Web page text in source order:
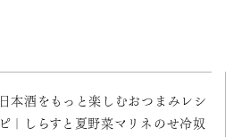
日本酒をもっと楽しむおつまみレシ
ピ｜しらすと夏野菜マリネのせ冷奴